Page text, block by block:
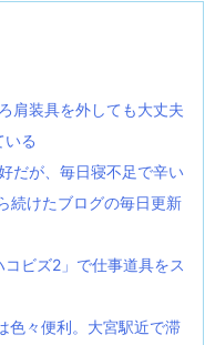
肩装具を外しても大丈夫
いる
だが、毎日寝不足で辛い
続けたブログの毎日更新
ビズ2」で仕事道具をス
色々便利。大宮駅近で滞